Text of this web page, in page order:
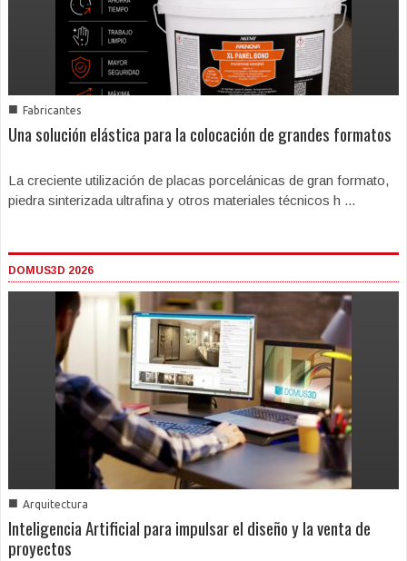
■ Fabricantes
Una solución elástica para la colocación de grandes formatos
La creciente utilización de placas porcelánicas de gran formato,
piedra sinterizada ultrafina y otros materiales técnicos h ...
DOMUS3D 2026
■ Arquitectura
Inteligencia Artificial para impulsar el diseño y la venta de
proyectos